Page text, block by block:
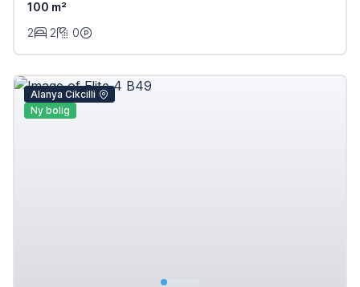
100 m²
2
2 0
Alanya Cikcilli
Ny bolig